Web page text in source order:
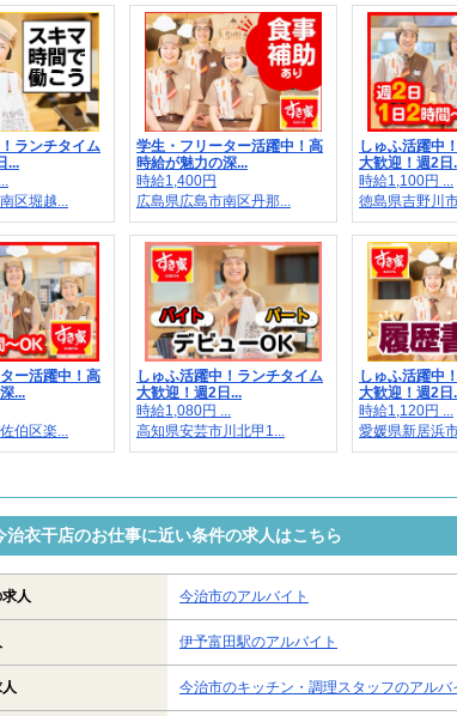
ランチタイム
...
区堀越...
学生・フリーター活躍中！高
時給が魅力の深...
時給1,400円
広島県広島市南区丹那...
しゅふ活躍中
大歓迎！週2日
時給1,100円 ...
徳島県吉野川
ー活躍中！高
...
伯区楽...
しゅふ活躍中！ランチタイム
大歓迎！週2日...
時給1,080円 ...
高知県安芸市川北甲1...
しゅふ活躍中
大歓迎！週2日
時給1,120円 ...
愛媛県新居浜
衣干店のお仕事に近い条件の求人はこちら
人 今治市のアルバイト
伊予富田駅のアルバイト
今治市のキッチン・調理スタッフのアルバ